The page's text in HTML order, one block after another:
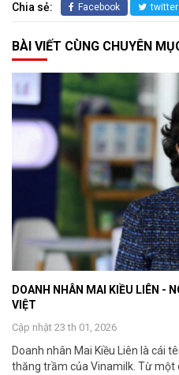
Chia sẻ: Facebook twitter
BÀI VIẾT CÙNG CHUYÊN
DOANH NHÂN MAI KIỀU LIÊN -
VIỆT
Cập nhật 23 th 01, 2026
Doanh nhân Mai Kiều Liên là cái
thăng trầm của Vinamilk. Từ một